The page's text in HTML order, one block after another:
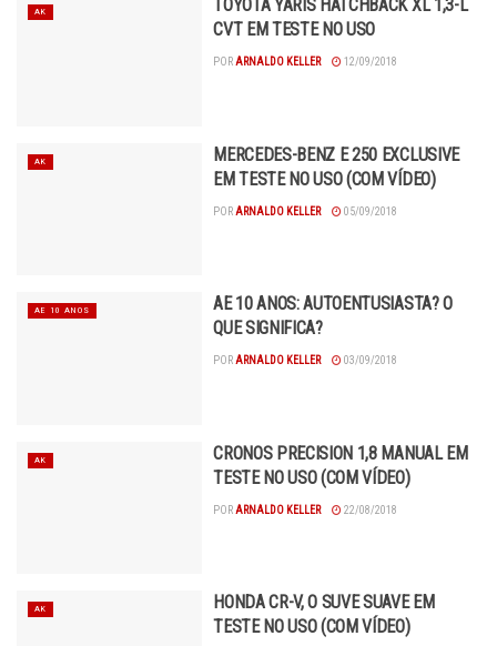
AK
TOYOTA YARIS HATCHBACK XL 1,3-L
CVT EM TESTE NO USO
POR ARNALDO KELLER 12/09/2018
AK
MERCEDES-BENZ E 250 EXCLUSIVE
EM TESTE NO USO (COM VÍDEO)
POR ARNALDO KELLER 05/09/2018
AE 10 ANOS
AE 10 ANOS: AUTOENTUSIASTA? O
QUE SIGNIFICA?
POR ARNALDO KELLER 03/09/2018
AK
CRONOS PRECISION 1,8 MANUAL EM
TESTE NO USO (COM VÍDEO)
POR ARNALDO KELLER 22/08/2018
AK
HONDA CR-V, O SUVE SUAVE EM
TESTE NO USO (COM VÍDEO)